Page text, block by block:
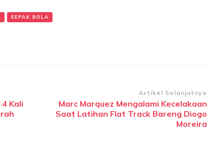
SEPAK BOLA
Kali
Artikel Selanjutnya
Marc Marquez Mengalami Kecelakaan
Saat Latihan Flat Track Bareng Diogo
Moreira